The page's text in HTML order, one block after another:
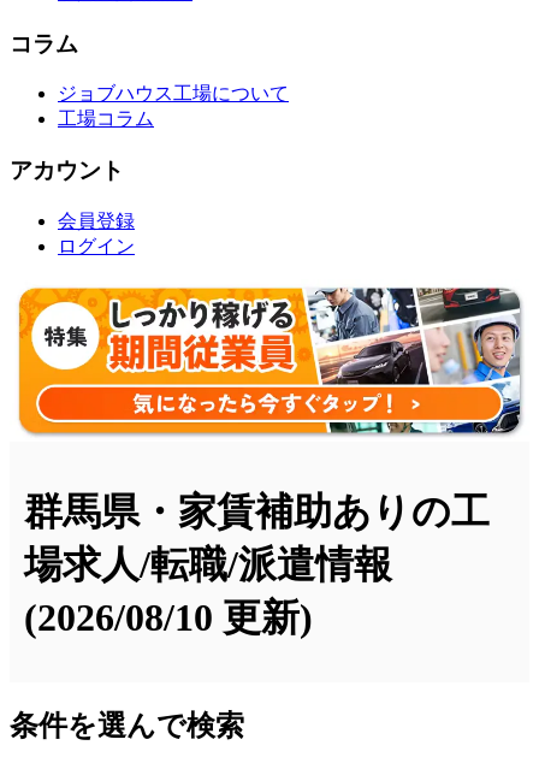
コラム
ジョブハウス工場について
工場コラム
アカウント
会員登録
ログイン
群馬県・家賃補助ありの工
場求人/転職/派遣情報
(2026/08/10 更新)
条件を選んで検索